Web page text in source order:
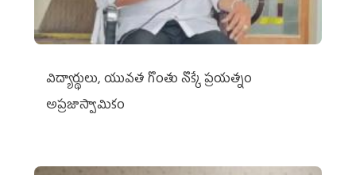
విద్యార్థులు, యువత గొంతు నొక్కే ప్రయత్నం
అప్రజాస్వామికం